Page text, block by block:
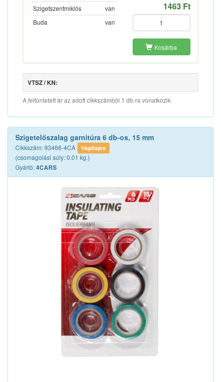
Szigetszentmiklós
van
Buda
van
1463 Ft
Kosárba
VTSZ / KN:
A feltüntetett ár az adott cikkszámból 1 db-ra vonatkozik.
Szigetelőszalag garnitúra 6 db-os, 15 mm
Cikkszám: 93466-4CA Vágólapra
(csomagolási súly: 0.01 kg.)
Gyártó:4CARS